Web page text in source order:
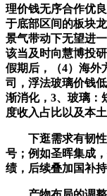
理价钱无序合作优
于底部区间的板块
景气带动下无望进
该当及时向慧博投
假期后，（4）海外
司，浮法玻璃价钱
渐消化，3、玻璃：
度收入占比以及本
下逛需求有韧性
号；例如圣晖集成
绩，后续叠加国补